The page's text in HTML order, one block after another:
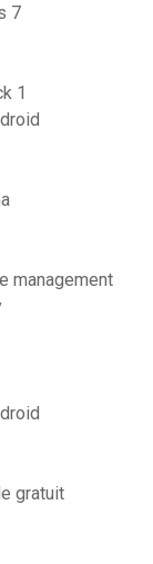
7
1
management
gratuit